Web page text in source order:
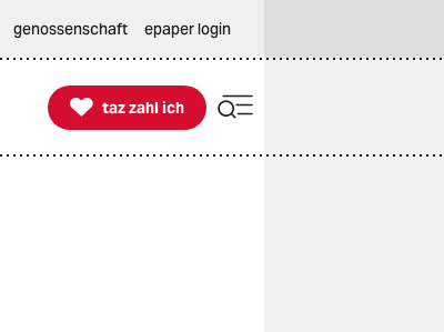
genossenschaft epaper login

taz zahl ich
taz zahl ich